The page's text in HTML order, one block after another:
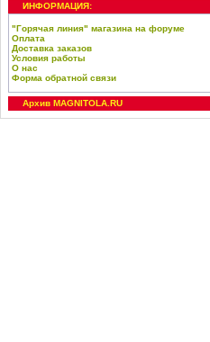
ИНФОРМАЦИЯ:
"Горячая линия" магазина на форуме
Оплата
Доставка заказов
Условия работы
О нас
Форма обратной связи
Архив MAGNITOLA.RU